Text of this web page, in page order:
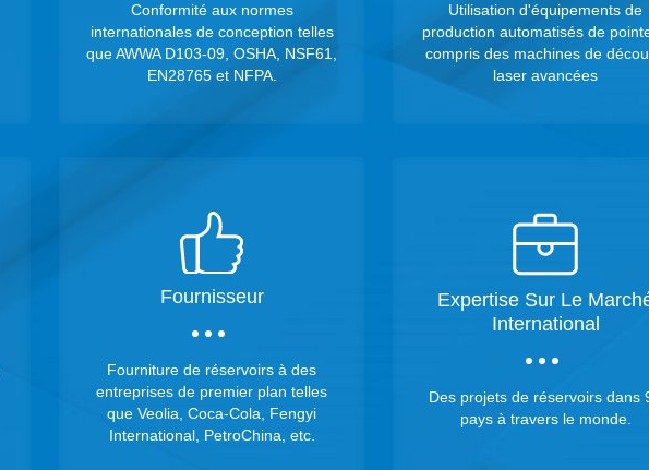
Conformité aux normes
internationales de conception telles
que AWWA D103-09, OSHA, NSF61,
EN28765 et NFPA.
Utilisation d'équipements de
production automatisés de
compris des machines de
laser avancées
Fournisseur
Fourniture de réservoirs à des
entreprises de premier plan telles
que Veolia, Coca-Cola, Fengyi
International, PetroChina, etc.
Expertise Sur Le
International
Des projets de réservoirs dans
pays à travers le monde.